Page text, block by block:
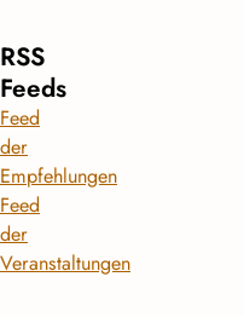
RSS
Feeds
Feed
der
Empfehlungen
Feed
der
Veranstaltungen